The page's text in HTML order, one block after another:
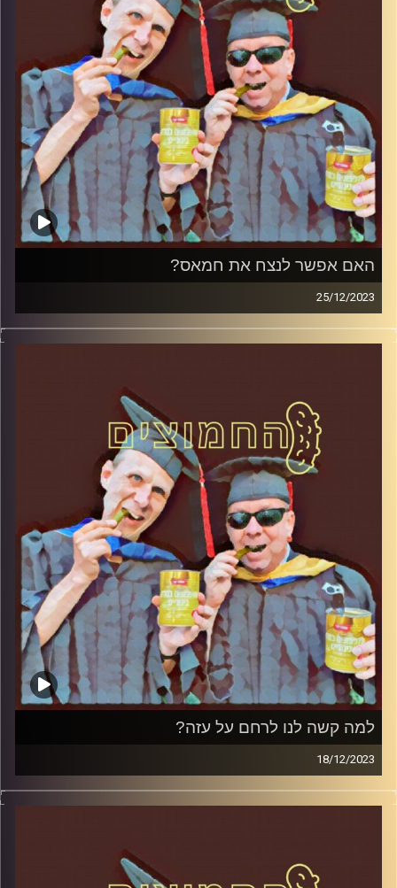
האם אפשר לנצח את חמאס?
25/12/2023
המערכת הפוליטית על ספת הפסיכולוג, עם פרופסור בועז בן-
דוד ופרופסור גלעד הירשברגר.
למה קשה לנו לרחם על עזה?
18/12/2023
המערכת הפוליטית על ספת הפסיכולוג, עם פרופסור בועז בן-
דוד ופרופסור גלעד הירשברגר.